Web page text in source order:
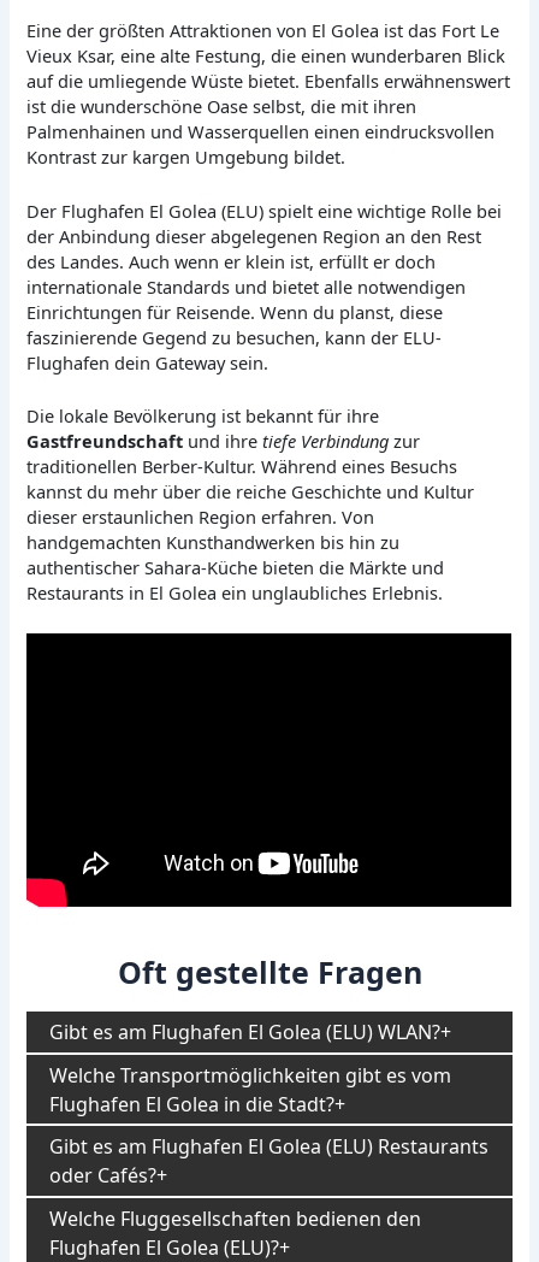
Eine der größten Attraktionen von El Golea ist das Fort Le
Vieux Ksar, eine alte Festung, die einen wunderbaren Blick
auf die umliegende Wüste bietet. Ebenfalls erwähnenswert
ist die wunderschöne Oase selbst, die mit ihren
Palmenhainen und Wasserquellen einen eindrucksvollen
Kontrast zur kargen Umgebung bildet.
Der Flughafen El Golea (ELU) spielt eine wichtige Rolle bei
der Anbindung dieser abgelegenen Region an den Rest
des Landes. Auch wenn er klein ist, erfüllt er doch
internationale Standards und bietet alle notwendigen
Einrichtungen für Reisende. Wenn du planst, diese
faszinierende Gegend zu besuchen, kann der ELU-
Flughafen dein Gateway sein.
Die lokale Bevölkerung ist bekannt für ihre
Gastfreundschaft und ihretiefe Verbindung zur
traditionellen Berber-Kultur. Während eines Besuchs
kannst du mehr über die reiche Geschichte und Kultur
dieser erstaunlichen Region erfahren. Von
handgemachten Kunsthandwerken bis hin zu
authentischer Sahara-Küche bieten die Märkte und
Restaurants in El Golea ein unglaubliches Erlebnis.
Oft gestellte Fragen
Gibt es am Flughafen El Golea (ELU) WLAN?
Welche Transportmöglichkeiten gibt es vom
Flughafen El Golea in die Stadt?
Gibt es am Flughafen El Golea (ELU) Restaurants
oder Cafés?
Welche Fluggesellschaften bedienen den
Flughafen El Golea (ELU)?